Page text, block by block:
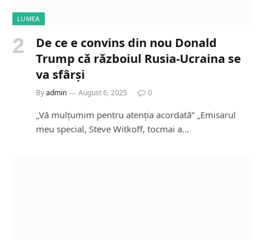
LUMEA
De ce e convins din nou Donald
Trump că războiul Rusia-Ucraina se
va sfârși
Byadmin August 6, 2025 0
„Vă mulțumim pentru atenția acordată” „Emisarul
meu special, Steve Witkoff, tocmai a…